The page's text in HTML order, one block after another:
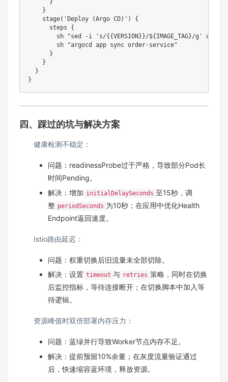
      }
    }
    stage('Deploy (Argo CD)') {
      steps {
        sh "sed -i 's/{
{VERSION}}/${IMAGE_TAG}/g'
        sh "argocd app sync order-service"
      }
    }
  }
四、踩过的坑与解决方案
健康检测不稳定：
问题：readinessProbe过于严格，导致部分Pod长
时间Pending。
解决：增加 initialDelaySeconds 至15秒，调
整 periodSeconds 为10秒；在应用中优化Health
Endpoint返回速度。
Istio路由延迟：
问题：权重切换后旧流量未全部切除。
解决：设置 timeout 与 retries 策略，同时在切换
后监控指标，等待连接断开；在切换脚本中加入等
待逻辑。
资源峰值时双倍部署内存压力：
问题：蓝绿并行导致Worker节点内存不足。
解决：提前预留10%余量；在灰度流量验证通过
后，快速缩容蓝环境，释放资源。